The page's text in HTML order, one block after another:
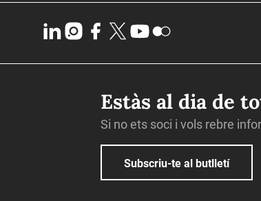
Estàs al dia de
Si no ets soci i vols rebre
Subscriu-te al butlletí